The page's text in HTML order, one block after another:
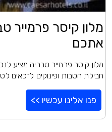
מלון קיסר פרמייר
אתכם
מלון קיסר פרמייר טבריה מציע
חבילת הטבות ופינוקים לזכאים
פנו אלינו עכשיו >>